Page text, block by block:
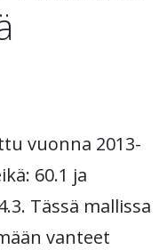
vuonna 2013-
60.1 ja
Tässä mallissa
vanteet